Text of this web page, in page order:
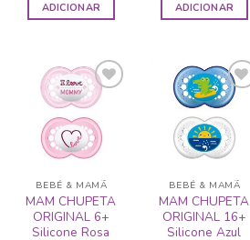
ADICIONAR
ADICIONAR
ADICIONAR
A LISTA DE
BEBÉ & MAMÃ
MAM CHUPETA
ORIGINAL 6+
Silicone Rosa
ADICIONAR
A LISTA DE
BEBÉ & MAMÃ
MAM CHUPETA
ORIGINAL 16+
Silicone Azul